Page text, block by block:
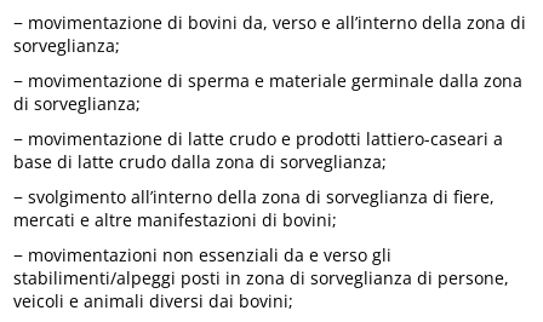
− movimentazione di bovini da, verso e all’interno della zona di
sorveglianza;
− movimentazione di sperma e materiale germinale dalla zona
di sorveglianza;
− movimentazione di latte crudo e prodotti lattiero-caseari a
base di latte crudo dalla zona di sorveglianza;
− svolgimento all’interno della zona di sorveglianza di fiere,
mercati e altre manifestazioni di bovini;
− movimentazioni non essenziali da e verso gli
stabilimenti/alpeggi posti in zona di sorveglianza di persone,
veicoli e animali diversi dai bovini;